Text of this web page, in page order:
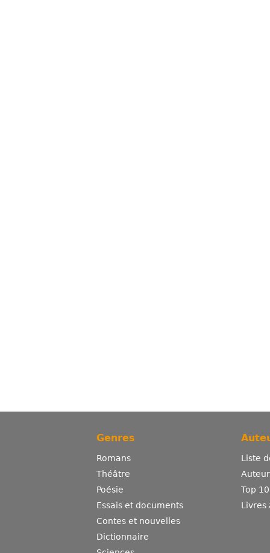
Genres
Romans
Théâtre
Poésie
Essais et documents
Contes et nouvelles
Dictionnaire
Liste
Top
Livres